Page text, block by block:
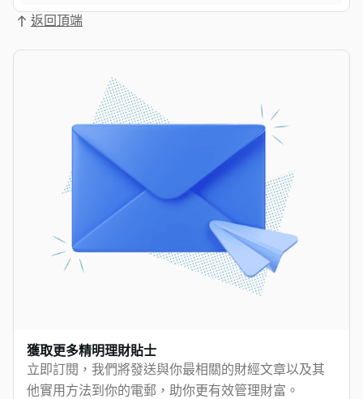
返回頂端
獲取更多精明理財貼士
立即訂閱，我們將發送與你最相關的財經文章以及其
他實用方法到你的電郵，助你更有效管理財富。